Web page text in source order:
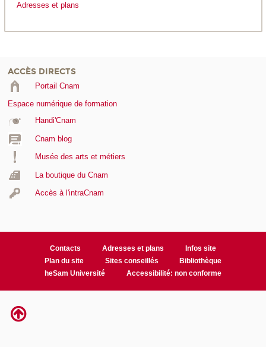
Adresses et plans
ACCÈS DIRECTS
Portail Cnam
Espace numérique de formation
Handi'Cnam
Cnam blog
Musée des arts et métiers
La boutique du Cnam
Accès à l'intraCnam
Contacts Adresses et plans
Infos site
Plan du site
Sites conseillés
Bibliothèque
heSam Université
Accessibilité: non conforme